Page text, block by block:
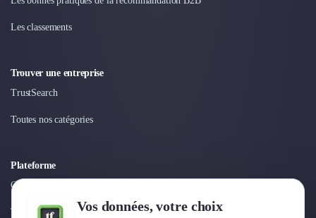
Vos données, votre choix
Nettoyage & Ménage
Clubs & Réseaux Professionnels
Les classements
Trouver une entreprise
TrustSearch
Toutes nos catégories
Plateforme
Connexion
Tarifs